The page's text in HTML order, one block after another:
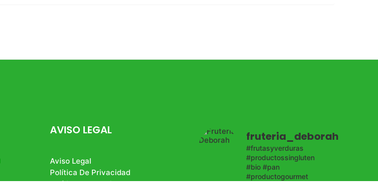
AVISO LEGAL
Aviso Legal
Política De Privacidad
Política De Cookies
fruteria_deborah
#frutasyverduras
#productossingluten
#bio #pan
#productogourmet